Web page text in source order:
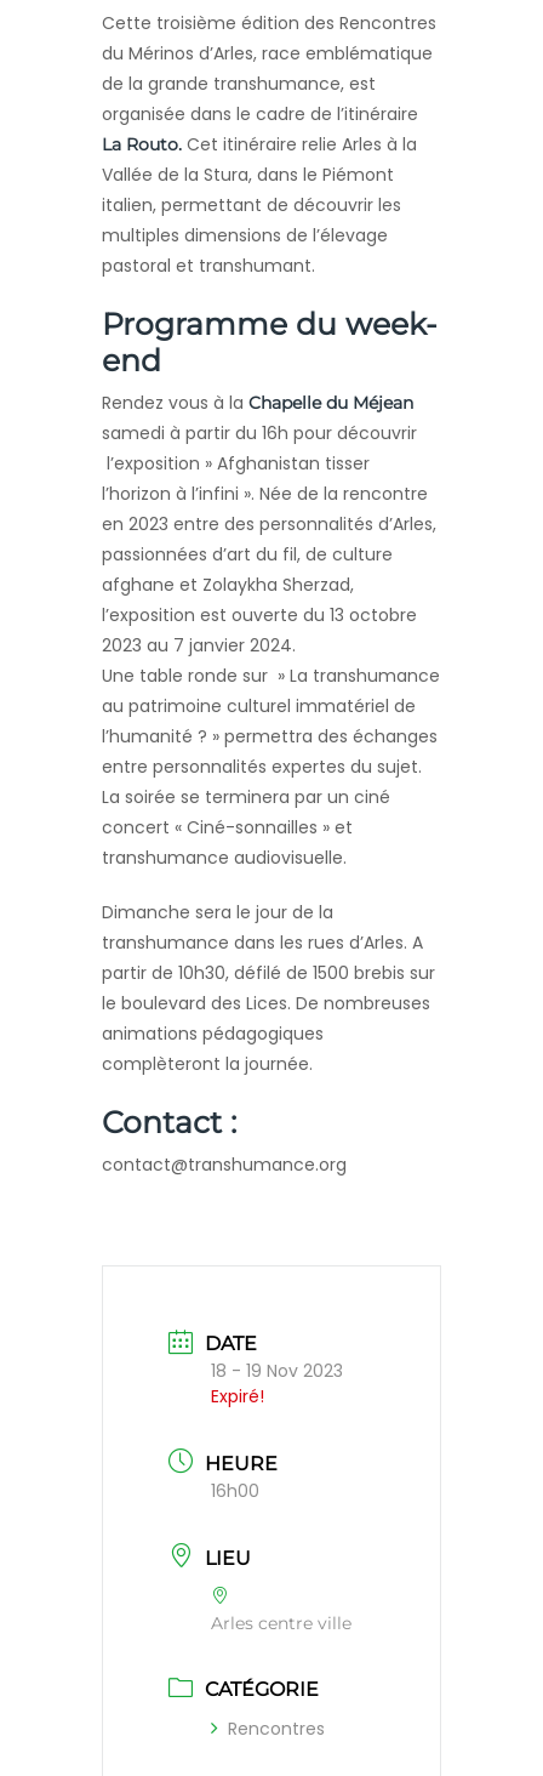
Cette troisième édition des Rencontres
du Mérinos d’Arles, race emblématique
de la grande transhumance, est
organisée dans le cadre de l’itinéraire
La Routo. Cet itinéraire relie Arles à la
Vallée de la Stura, dans le Piémont
italien, permettant de découvrir les
multiples dimensions de l’élevage
pastoral et transhumant.
Programme du week-
end
Rendez vous à la Chapelle du Méjean
samedi à partir du 16h pour découvrir
l’exposition » Afghanistan tisser
l’horizon à l’infini ». Née de la rencontre
en 2023 entre des personnalités d’Arles,
passionnées d’art du fil, de culture
afghane et Zolaykha Sherzad,
l’exposition est ouverte du 13 octobre
2023 au 7 janvier 2024.
Une table ronde sur » La transhumance
au patrimoine culturel immatériel de
l’humanité ? » permettra des échanges
entre personnalités expertes du sujet.
La soirée se terminera par un ciné
concert « Ciné-sonnailles » et
transhumance audiovisuelle.
Dimanche sera le jour de la
transhumance dans les rues d’Arles. A
partir de 10h30, défilé de 1500 brebis sur
le boulevard des Lices. De nombreuses
animations pédagogiques
complèteront la journée.
Contact :
contact@transhumance.org
DATE
18 - 19 Nov 2023
Expiré!
HEURE
16h00
LIEU
Arles centre ville
CATÉGORIE
Rencontres